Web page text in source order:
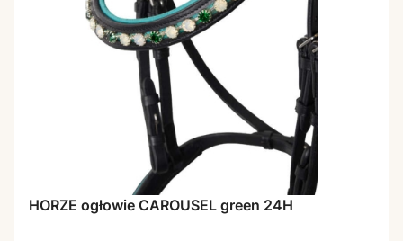
HORZE ogłowie CAROUSEL green 24H